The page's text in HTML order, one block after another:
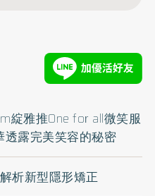
綻雅推One for all微笑服
透露完美笑容的秘密
析新型隱形矯正